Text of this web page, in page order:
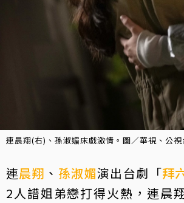
連晨翔(右)、孫淑媚床戲激情。圖／華視、公視
連晨翔 、 孫淑媚演出台劇「拜
2人譜姐弟戀打得火熱，連晨